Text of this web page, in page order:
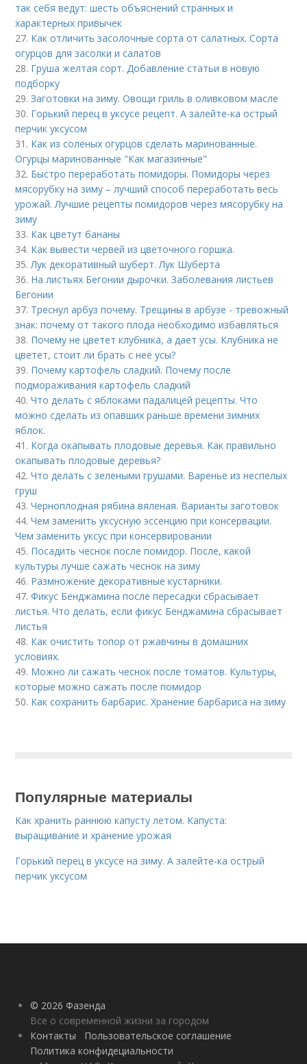
так себя ведут: шесть объяснений странных и
характерных привычек
27. Как отличить засолочные сорта от салатных. Сорта
огурцов для засолки и салатов
28. Груша желтая сорт. Добавление статьи в новую
подборку
29.Заготовки на зиму. Овощи гриль в оливковом масле
30. Горький перец в уксусе рецепт. А залейте-ка острый
перчик уксусом
31. Как из соленых огурцов сделать маринованные.
Огурцы маринованные "Как магазинные"
32. Быстро переработать помидоры. Помидоры через
мясорубку на зиму – лучший способ переработать весь
урожай. Лучшие рецепты помидоров через мясорубку на
зиму
33. Как цветут бананы
34. Как вывести червей из цветочного горшка.
35.Лук декоративный шуберт. Лук Шуберта
36. На листьях Бегонии дырочки. Заболевания листьев
Бегонии
37. Треснул арбуз почему. Трещины в арбузе - тревожный
знак: почему от такого плода необходимо избавляться
38. Почему не цветет клубника, а дает усы. Клубника не
цветет, стоит ли брать с неё усы?
39. Почему картофель сладкий. Почему после
подмораживания картофель сладкий
40.Что делать с яблоками падалицей рецепты. Что
можно сделать из опавших раньше времени зимних
яблок.
41. Когда окапывать плодовые деревья. Как правильно
окапывать плодовые деревья?
42.Что делать с зелеными грушами. Варенье из неспелых
груш
43.Черноплодная рябина вяленая. Варианты заготовок
44.Чем заменить уксусную эссенцию при консервации.
Чем заменить уксус при консервировании
45. Посадить чеснок после помидор. После, какой
культуры лучше сажать чеснок на зиму
46. Размножение декоративные кустарники.
47.Фикус Бенджамина после пересадки сбрасывает
листья. Что делать, если фикус Бенджамина сбрасывает
листья
48. Как очистить топор от ржавчины в домашних
условиях.
49. Можно ли сажать чеснок после томатов. Культуры,
которые можно сажать после помидор
50. Как сохранить барбарис. Хранение барбариса на зиму
Популярные материалы
Как хранить раннюю капусту летом. Капуста:
выращивание и хранение урожая
Горький перец в уксусе на зиму. А залейте-ка острый
перчик уксусом
© 2026 Фазенда
Все о современной жизни за городом
Контакты
Пользовательское соглашение
Политика конфидециальности